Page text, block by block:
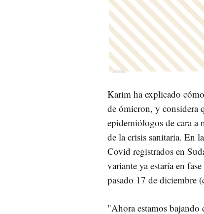
Karim ha explicado
de ómicron, y considera
epidemiólogos de cara a
de la crisis sanitaria. En
Covid registrados en
variante ya estaría en
pasado 17 de diciembre
"Ahora estamos bajando